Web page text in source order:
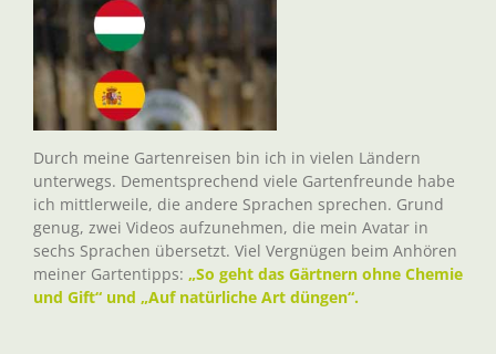
Durch meine Gartenreisen bin ich in vielen Ländern
unterwegs. Dementsprechend viele Gartenfreunde habe
ich mittlerweile, die andere Sprachen sprechen. Grund
genug, zwei Videos aufzunehmen, die mein Avatar in
sechs Sprachen übersetzt. Viel Vergnügen beim Anhören
meiner Gartentipps: „So geht das Gärtnern ohne Chemie
und Gift“ und „Auf natürliche Art düngen“.